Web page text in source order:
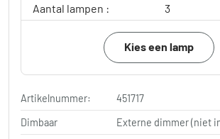
Aantal lampen :
3
Kies een lamp
Artikelnummer:
451717
Dimbaar
Externe dimmer (niet